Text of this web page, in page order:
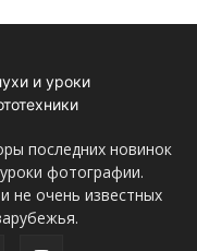
последних новинок
фотографии.
не очень известных